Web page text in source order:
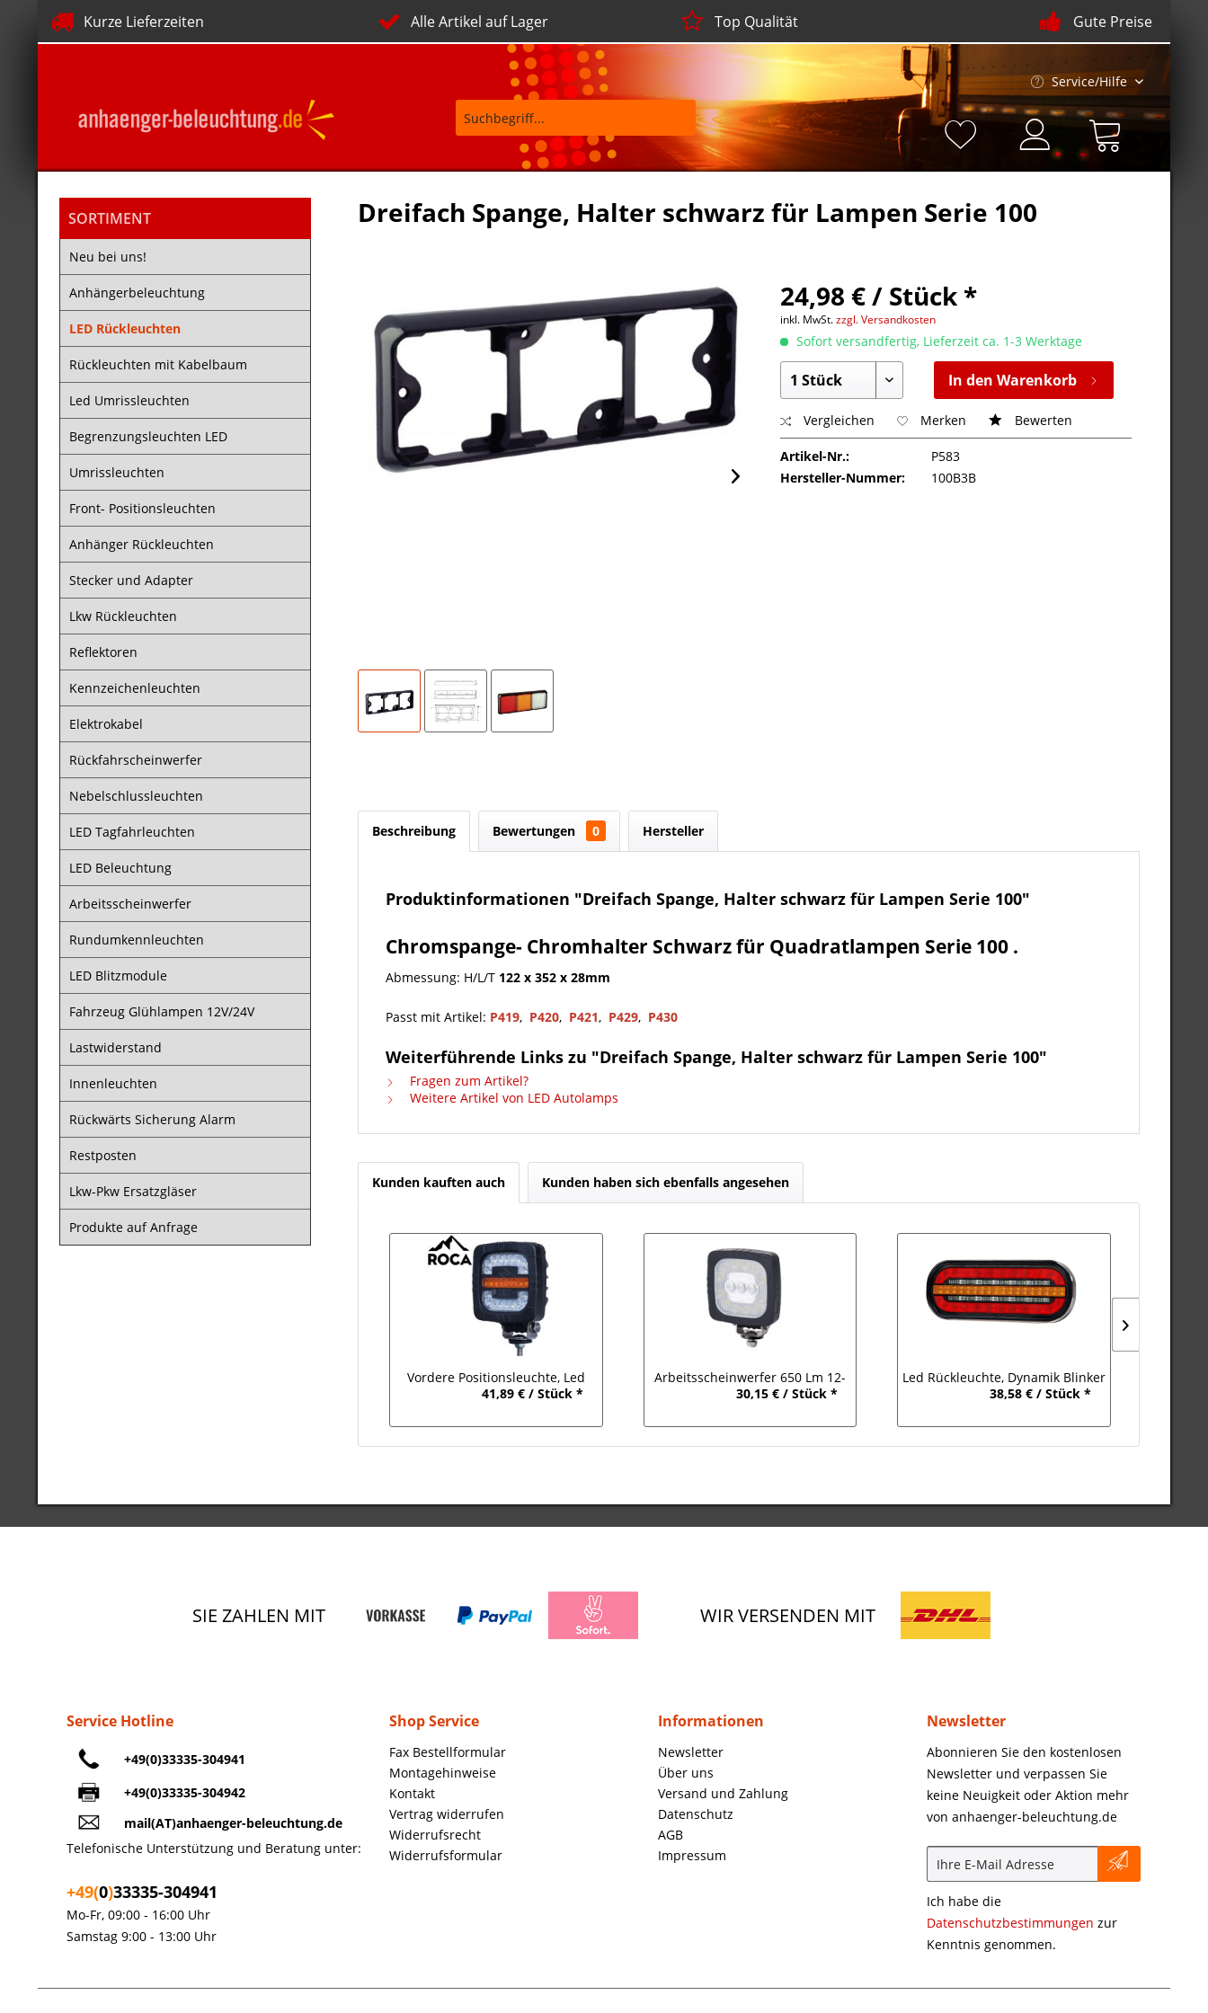
Kurze Lieferzeiten Alle Artikel auf Lager Top Qualität Gute Preise
Service/Hilfe
SORTIMENT
Neu bei uns!
Anhängerbeleuchtung
LED Rückleuchten
Rückleuchten mit Kabelbaum
Led Umrissleuchten
Begrenzungsleuchten LED
Umrissleuchten
Front- Positionsleuchten
Anhänger Rückleuchten
Stecker und Adapter
Lkw Rückleuchten
Reflektoren
Kennzeichenleuchten
Elektrokabel
Rückfahrscheinwerfer
Nebelschlussleuchten
LED Tagfahrleuchten
LED Beleuchtung
Arbeitsscheinwerfer
Rundumkennleuchten
LED Blitzmodule
Fahrzeug Glühlampen 12V/24V
Lastwiderstand
Innenleuchten
Rückwärts Sicherung Alarm
Restposten
Lkw-Pkw Ersatzgläser
Produkte auf Anfrage
Dreifach Spange, Halter schwarz für Lampen Serie 100
24,98 € / Stück *
inkl. MwSt.zzgl. Versandkosten
Sofort versandfertig, Lieferzeit ca. 1-3 Werktage
In den Warenkorb
Vergleichen Merken Bewerten
Artikel-Nr.:
P583
Hersteller-Nummer:
100B3B
Beschreibung Bewertungen 0 Hersteller
Produktinformationen "Dreifach Spange, Halter schwarz für Lampen Serie 100"
Chromspange- Chromhalter Schwarz für Quadratlampen Serie 100 .
Abmessung: H/L/T 122 x 352 x 28mm
Passt mit Artikel: P419, P420, P421, P429, P430
Weiterführende Links zu "Dreifach Spange, Halter schwarz für Lampen Serie 100"
Fragen zum Artikel?
Weitere Artikel von LED Autolamps
Kunden kauften auch Kunden haben sich ebenfalls angesehen
Vordere Positionsleuchte, Led
Blinker, Tagfahrlicht mit Halter
41,89 € / Stück *
Arbeitsscheinwerfer 650 Lm 12-
24V
30,15 € / Stück *
Led Rückleuchte, Dynamik Blinker
12-36V DC
38,58 € / Stück *
SIE ZAHLEN MIT WIR VERSENDEN MIT
Service Hotline
+49(0)33335-304941
+49(0)33335-304942
mail(AT)anhaenger-beleuchtung.de
Telefonische Unterstützung und Beratung unter:
+49(0)33335-304941
Mo-Fr, 09:00 - 16:00 Uhr
Samstag 9:00 - 13:00 Uhr
Shop Service
Fax Bestellformular
Montagehinweise
Kontakt
Vertrag widerrufen
Widerrufsrecht
Widerrufsformular
Informationen
Newsletter
Über uns
Versand und Zahlung
Datenschutz
AGB
Impressum
Newsletter
Abonnieren Sie den kostenlosen
Newsletter und verpassen Sie
keine Neuigkeit oder Aktion mehr
von anhaenger-beleuchtung.de
Ich habe die
Datenschutzbestimmungen zur
Kenntnis genommen.